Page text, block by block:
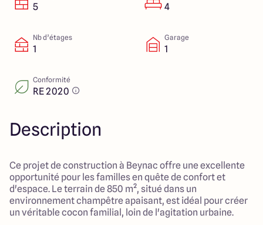
5 4
Nb d’étages
1
Garage
1
Conformité
RE 2020
Description
Ce projet de construction à Beynac offre une excellente
opportunité pour les familles en quête de confort et
d'espace. Le terrain de 850 m², situé dans un
environnement champêtre apaisant, est idéal pour créer
un véritable cocon familial, loin de l'agitation urbaine.